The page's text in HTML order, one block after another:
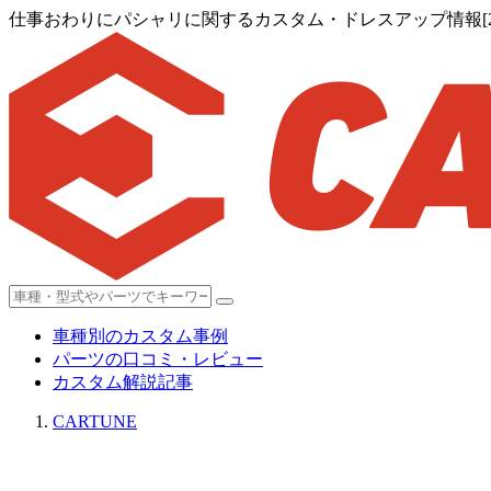
仕事おわりにパシャリに関するカスタム・ドレスアップ情報
車種別のカスタム事例
パーツの口コミ・レビュー
カスタム解説記事
CARTUNE